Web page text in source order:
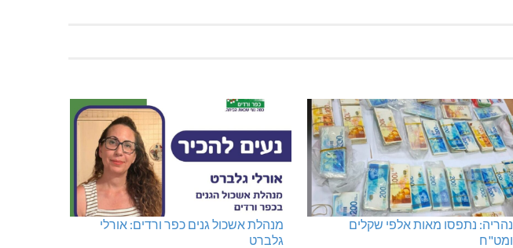
נהריה: נתפסו מאות אלפי שקלים
ומט"ח
מנהלת אשכול גנים כפר ורדים: אורלי
גלברט